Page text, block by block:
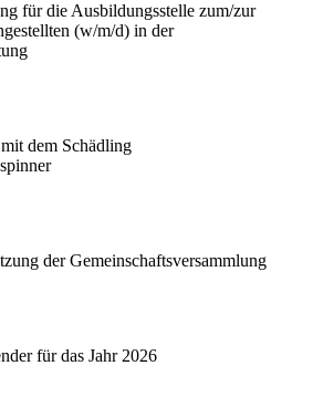
für die Ausbildungsstelle zum/zur
(w/m/d) in der
dem Schädling
der Gemeinschaftsversammlung
für das Jahr 2026